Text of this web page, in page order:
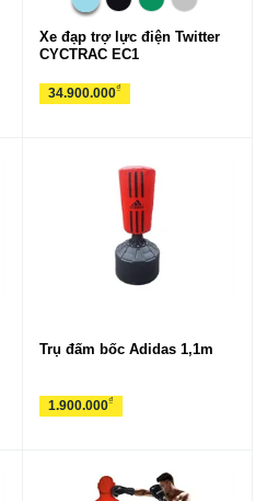
Xe đạp trợ lực điện Twitter
CYCTRAC EC1
34.900.000₫
Trụ đấm bốc Adidas 1,1m
1.900.000₫